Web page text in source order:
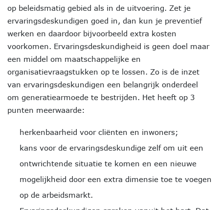
op beleidsmatig gebied als in de uitvoering. Zet je
ervaringsdeskundigen goed in, dan kun je preventief
werken en daardoor bijvoorbeeld extra kosten
voorkomen. Ervaringsdeskundigheid is geen doel maar
een middel om maatschappelijke en
organisatievraagstukken op te lossen. Zo is de inzet
van ervaringsdeskundigen een belangrijk onderdeel
om generatiearmoede te bestrijden. Het heeft op 3
punten meerwaarde:
herkenbaarheid voor cliënten en inwoners;
kans voor de ervaringsdeskundige zelf om uit een
ontwrichtende situatie te komen en een nieuwe
mogelijkheid door een extra dimensie toe te voegen
op de arbeidsmarkt.